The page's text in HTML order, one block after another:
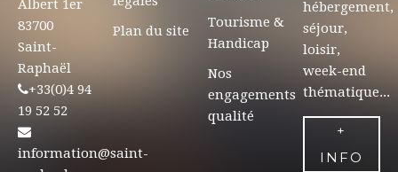
Albert 1er
83700
Saint-
Raphaël
+33(0)4 94
19 52 52
information@saint-
Plan du site
Tourisme &
Handicap
Nos
engagements
qualité
hébergement,
séjour,
loisir,
week-end
thématique...
+
INFO